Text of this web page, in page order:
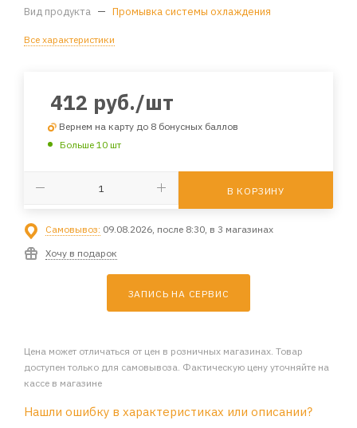
Вид продукта — Промывка системы охлаждения
Все характеристики
412 руб./шт
Вернем на карту до 8 бонусных баллов
Больше 10 шт
В КОРЗИНУ
Самовывоз: 09.08.2026, после 8:30, в 3 магазинах
Хочу в подарок
ЗАПИСЬ НА СЕРВИС
Цена может отличаться от цен в розничных магазинах. Товар
доступен только для самовывоза. Фактическую цену уточняйте на
кассе в магазине
Нашли ошибку в характеристиках или описании?